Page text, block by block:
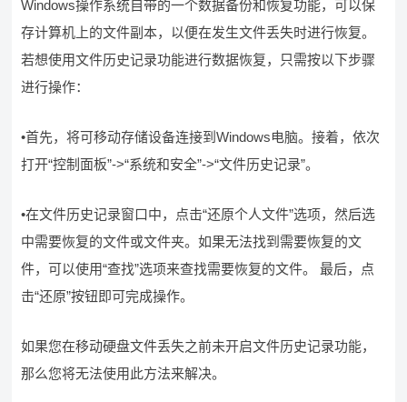
Windows操作系统自带的一个数据备份和恢复功能，可以保
存计算机上的文件副本，以便在发生文件丢失时进行恢复。
若想使用文件历史记录功能进行数据恢复，只需按以下步骤
进行操作：
•首先，将可移动存储设备连接到Windows电脑。接着，依次
打开“控制面板”->“系统和安全”->“文件历史记录”。
•在文件历史记录窗口中，点击“还原个人文件”选项，然后选
中需要恢复的文件或文件夹。如果无法找到需要恢复的文
件，可以使用“查找”选项来查找需要恢复的文件。 最后，点
击“还原”按钮即可完成操作。
如果您在移动硬盘文件丢失之前未开启文件历史记录功能，
那么您将无法使用此方法来解决。